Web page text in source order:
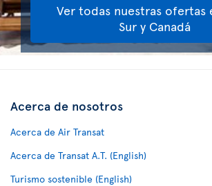
Ver todas nuestras ofertas
Sur y Canadá
Acerca de nosotros
Acerca de Air Transat
Acerca de Transat A.T. (English)
Turismo sostenible (English)